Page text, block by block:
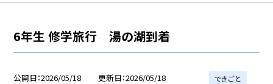
6年生 修学旅行 湯の湖到着
公開日 2026/05/18 更新日 2026/05/18 できごと